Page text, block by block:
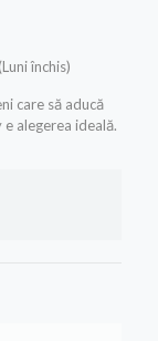
închis)
care să aducă
alegerea ideală.